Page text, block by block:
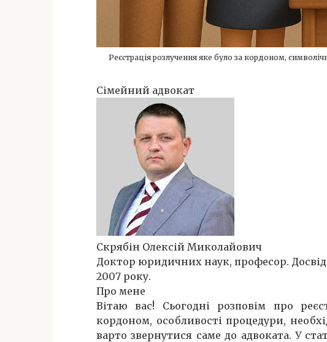
Реєстрація розлучення яке було за кордоном,
Сімейний адвокат
Скрябін Олексій Миколайович
Доктор юридичних наук, професор.
2007 року.
Про мене
Вітаю вас! Сьогодні розповім про
кордоном, особливості процедури,
варто звернутися саме до адвоката. У